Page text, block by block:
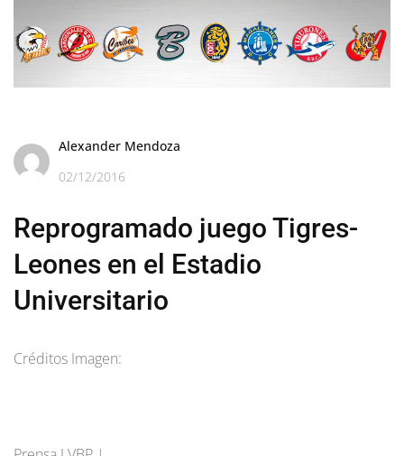
Alexander Mendoza
02/12/2016
Reprogramado juego Tigres-
Leones en el Estadio
Universitario
Créditos Imagen: